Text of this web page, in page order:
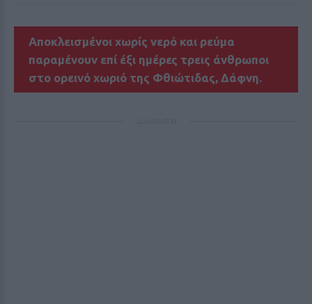
Αποκλεισμένοι χωρίς νερό και ρεύμα
παραμένουν επί έξι ημέρες τρεις άνθρωποι
στο ορεινό χωριό της Φθιώτιδας, Δάφνη.